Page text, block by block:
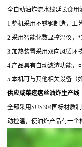
全自动油炸流水线延长食用
1.整机采用不锈钢制造，工
2.采用智能化数显控温仪，*
3.加热装置采用双向风循环
4.产品具有自动滤渣功能，
5.本机可与其他相关设备（
供应咸菜疙瘩丝油炸生产线
全部采用SUS304国标材质
动控温，使油炸产品有一个